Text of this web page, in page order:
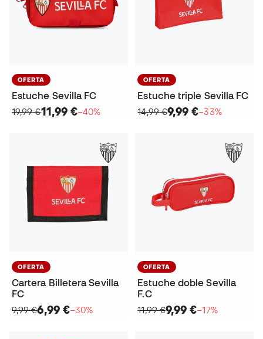
OFERTA
Estuche Sevilla FC
19,99 €11,99 €−40%
OFERTA
Estuche triple Sevilla FC
14,99 €9,99 €−33%
OFERTA
Cartera Billetera Sevilla
FC
9,99 €6,99 €−30%
OFERTA
Estuche doble Sevilla
F.C
11,99 €9,99 €−17%